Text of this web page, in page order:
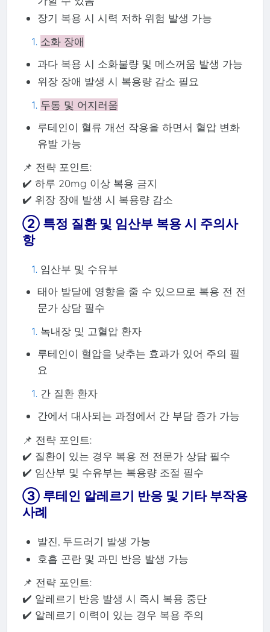
장기 복용 시 시력 저하 위험 발생 가능
소화 장애
과다 복용 시 소화불량 및 메스꺼움 발생 가능
위장 장애 발생 시 복용량 감소 필요
두통 및 어지러움
루테인이 혈류 개선 작용을 하면서 혈압 변화
유발 가능
📌 전략 포인트:
✔️ 하루 20mg 이상 복용 금지
✔️ 위장 장애 발생 시 복용량 감소
② 특정 질환 및 임산부 복용 시 주의사
항
임산부 및 수유부
태아 발달에 영향을 줄 수 있으므로 복용 전 전
문가 상담 필수
녹내장 및 고혈압 환자
루테인이 혈압을 낮추는 효과가 있어 주의 필
요
간 질환 환자
간에서 대사되는 과정에서 간 부담 증가 가능
📌 전략 포인트:
✔️ 질환이 있는 경우 복용 전 전문가 상담 필수
✔️ 임산부 및 수유부는 복용량 조절 필수
③ 루테인 알레르기 반응 및 기타 부작용
사례
발진, 두드러기 발생 가능
호흡 곤란 및 과민 반응 발생 가능
📌 전략 포인트:
✔️ 알레르기 반응 발생 시 즉시 복용 중단
✔️ 알레르기 이력이 있는 경우 복용 주의